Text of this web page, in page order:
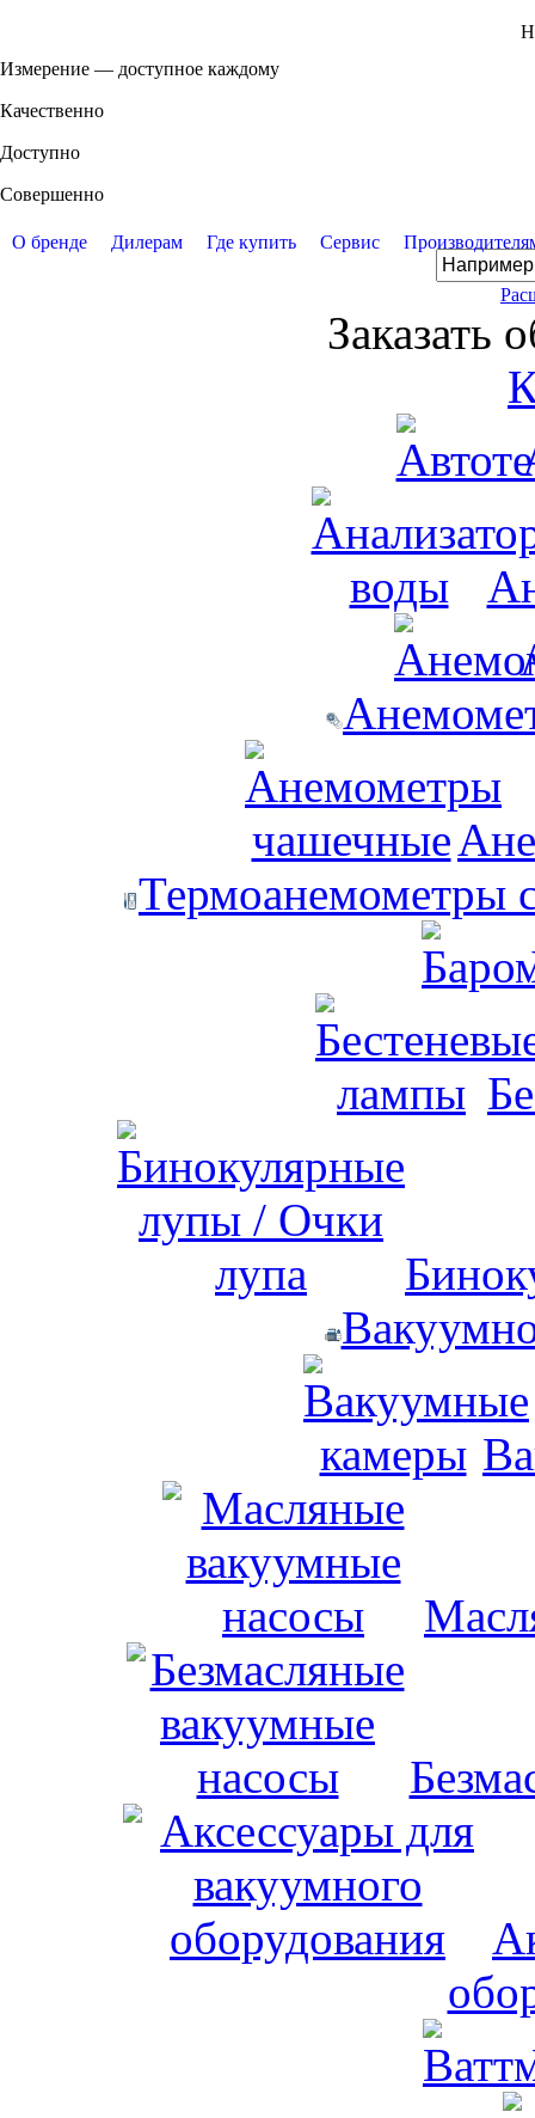
Измерение — доступное каждому
Качественно
Доступно
Совершенно
О бренде Дилерам Где купить Сервис
Заказать
Термоанемометры